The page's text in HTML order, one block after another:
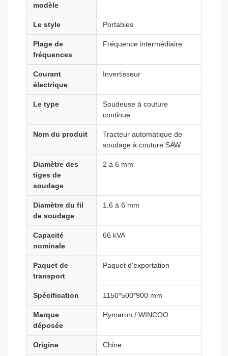
modèle
Le style Portables
Plage de
fréquences
Fréquence intermédiaire
Courant
électrique
Invertisseur
Le type
Soudeuse à couture
continue
Nom du produit
Tracteur automatique de
soudage à couture SAW
Diamètre des
tiges de
soudage
2 à 6 mm
Diamètre du fil
de soudage
1.6 à 6 mm
Capacité
nominale
66 kVA
Paquet de
transport
Paquet d'exportation
Spécification 1150*500*900 mm
Marque
déposée
Hymaron / WINCOO
Origine Chine